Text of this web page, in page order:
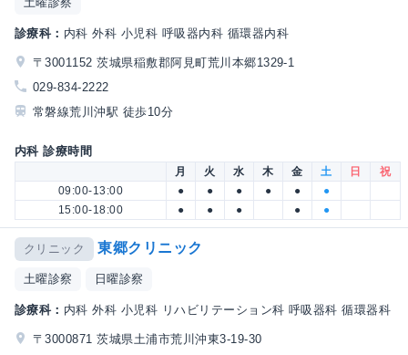
診療科： 内科 外科 小児科 呼吸器内科 循環器内科
〒3001152 茨城県稲敷郡阿見町荒川本郷1329-1
029-834-2222
常磐線荒川沖駅 徒歩10分
内科 診療時間
月 火 水 木 金 土 日
祝
09:00-13:00
● ● ● ● ●
●
15:00-18:00
● ● ● ● ●
クリニック 東郷クリニック
土曜診察 日曜診察
診療科： 内科 外科 小児科 リハビリテーション科 呼吸器科 循環器科
〒3000871 茨城県土浦市荒川沖東3-19-30